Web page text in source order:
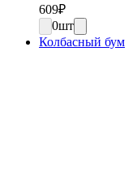
609₽
0шт
Колбасный бум